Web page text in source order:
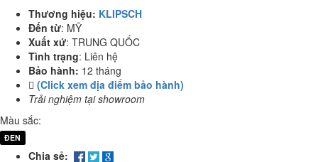
Thương hiệu: KLIPSCH
Đến từ: MỸ
Xuất xứ: TRUNG QUỐC
Tình trạng: Liên hệ
Bảo hành: 12 tháng
(Click xem địa điểm bảo hành)
Trải nghiệm tại showroom
Màu sắc:
ĐEN
Chia sẻ: